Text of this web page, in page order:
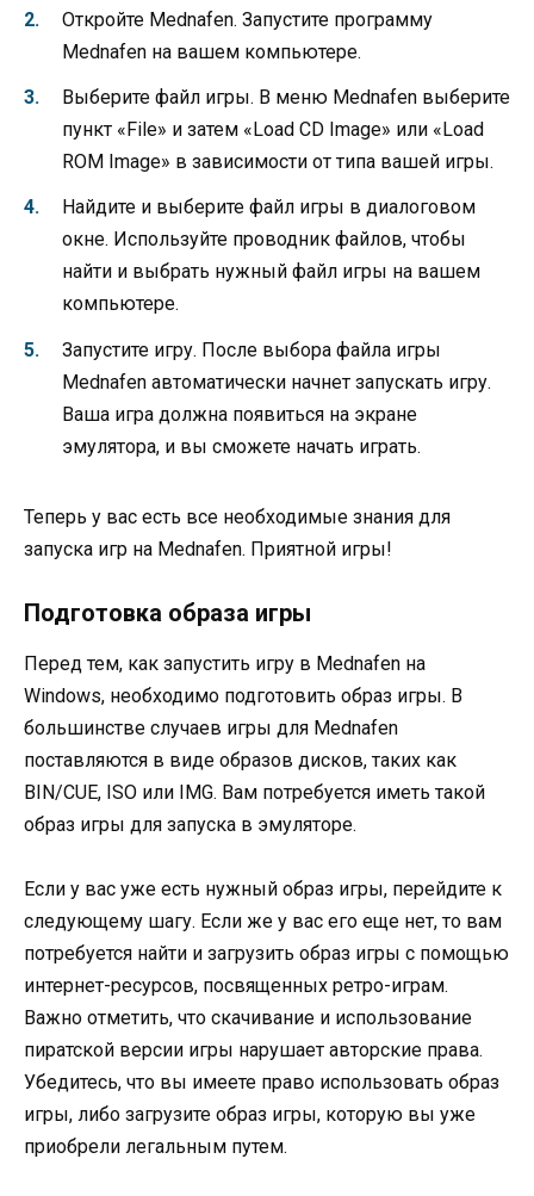
Откройте Mednafen. Запустите программу
Mednafen на вашем компьютере.
Выберите файл игры. В меню Mednafen выберите
пункт «File» и затем «Load CD Image» или «Load
ROM Image» в зависимости от типа вашей игры.
Найдите и выберите файл игры в диалоговом
окне. Используйте проводник файлов, чтобы
найти и выбрать нужный файл игры на вашем
компьютере.
Запустите игру. После выбора файла игры
Mednafen автоматически начнет запускать игру.
Ваша игра должна появиться на экране
эмулятора, и вы сможете начать играть.
Теперь у вас есть все необходимые знания для
запуска игр на Mednafen. Приятной игры!
Подготовка образа игры
Перед тем, как запустить игру в Mednafen на
Windows, необходимо подготовить образ игры. В
большинстве случаев игры для Mednafen
поставляются в виде образов дисков, таких как
BIN/CUE, ISO или IMG. Вам потребуется иметь такой
образ игры для запуска в эмуляторе.
Если у вас уже есть нужный образ игры, перейдите к
следующему шагу. Если же у вас его еще нет, то вам
потребуется найти и загрузить образ игры с помощью
интернет-ресурсов, посвященных ретро-играм.
Важно отметить, что скачивание и использование
пиратской версии игры нарушает авторские права.
Убедитесь, что вы имеете право использовать образ
игры, либо загрузите образ игры, которую вы уже
приобрели легальным путем.